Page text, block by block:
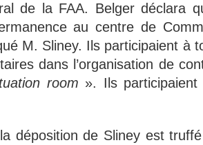
de la FAA. Belger déclara
au centre de
M. Sliney. Ils participaient à
dans l’organisation de
room ». Ils
déposition de Sliney est